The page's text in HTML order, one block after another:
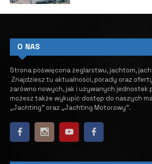
O NAS
Strona poświęcona żeglarstwu, jachtom,
Znajdziesz tu aktualności, porady oraz
zarówno nowych, jak i używanych jednostek
możesz także wykupić dostęp do naszych
„Jachting” oraz „Jachting Motorowy”.